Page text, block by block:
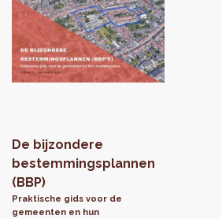
De bijzondere
bestemmingsplannen
(BBP)
Praktische gids voor de
gemeenten en hun